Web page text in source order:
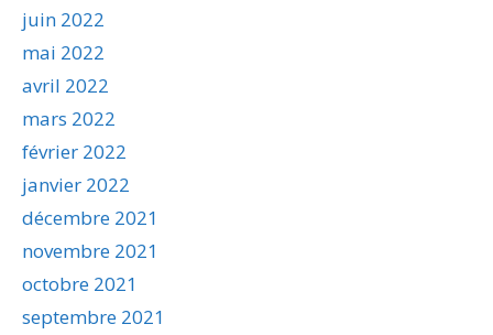
juin 2022
mai 2022
avril 2022
mars 2022
février 2022
janvier 2022
décembre 2021
novembre 2021
octobre 2021
septembre 2021